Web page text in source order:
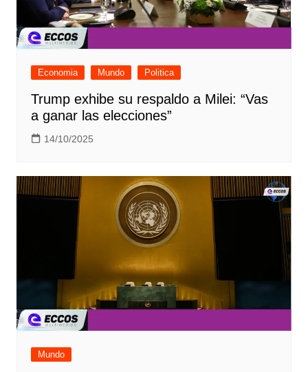
Economia Mundo Politica
Trump exhibe su respaldo a Milei: “Vas
a ganar las elecciones”
14/10/2025
Mundo